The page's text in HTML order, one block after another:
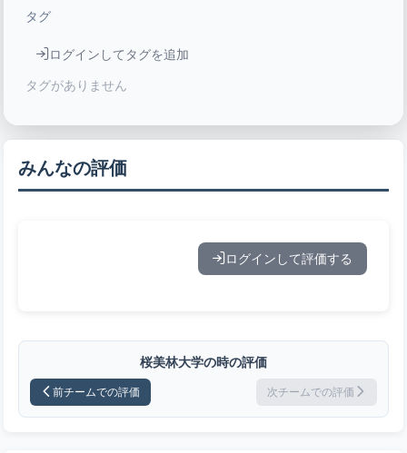
タグ
ログインしてタグを追加
タグがありません
みんなの評価
ログインして評価する
桜美林大学の時の評価
前チームでの評価 次チームでの評価